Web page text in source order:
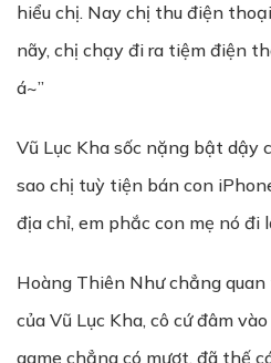
hiểu chị. Nay chị thu điện
nãy, chị chạy đi ra tiệm điện
á~”
Vũ Lục Kha sốc nặng bật dậy
sao chị tuỳ tiện bán con
địa chỉ, em phắc con mẹ nó đi
Hoàng Thiên Như chẳng
của Vũ Lục Kha, cô cứ đâm
game chẳng có mượt, đã thế